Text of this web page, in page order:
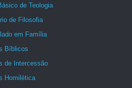
de Teologia
de Filosofia
em Família
Bíblicos
de Intercessão
Homilética